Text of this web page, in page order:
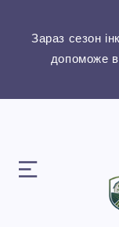
Зараз сезон
допоможе